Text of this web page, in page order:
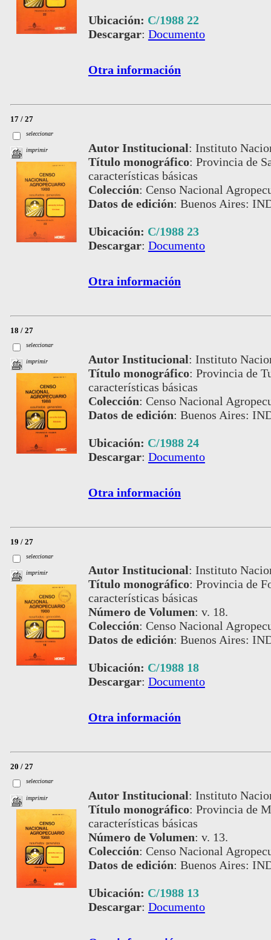
Ubicación: C/1988 22
Descargar: Documento
Otra información
17 / 27
seleccionar
imprimir Autor Institucional: Instituto
Título monográfico: Provincia de
características básicas
Colección: Censo Nacional
Datos de edición: Buenos Aires:
Ubicación: C/1988 23
Descargar: Documento
Otra información
18 / 27
seleccionar
imprimir Autor Institucional: Instituto
Título monográfico: Provincia de
características básicas
Colección: Censo Nacional
Datos de edición: Buenos Aires:
Ubicación: C/1988 24
Descargar: Documento
Otra información
19 / 27
seleccionar
imprimir Autor Institucional: Instituto
Título monográfico: Provincia de
características básicas
Número de Volumen: v. 18.
Colección: Censo Nacional
Datos de edición: Buenos Aires:
Ubicación: C/1988 18
Descargar: Documento
Otra información
20 / 27
seleccionar
imprimir Autor Institucional: Instituto
Título monográfico: Provincia de
características básicas
Número de Volumen: v. 13.
Colección: Censo Nacional
Datos de edición: Buenos Aires:
Ubicación: C/1988 13
Descargar: Documento